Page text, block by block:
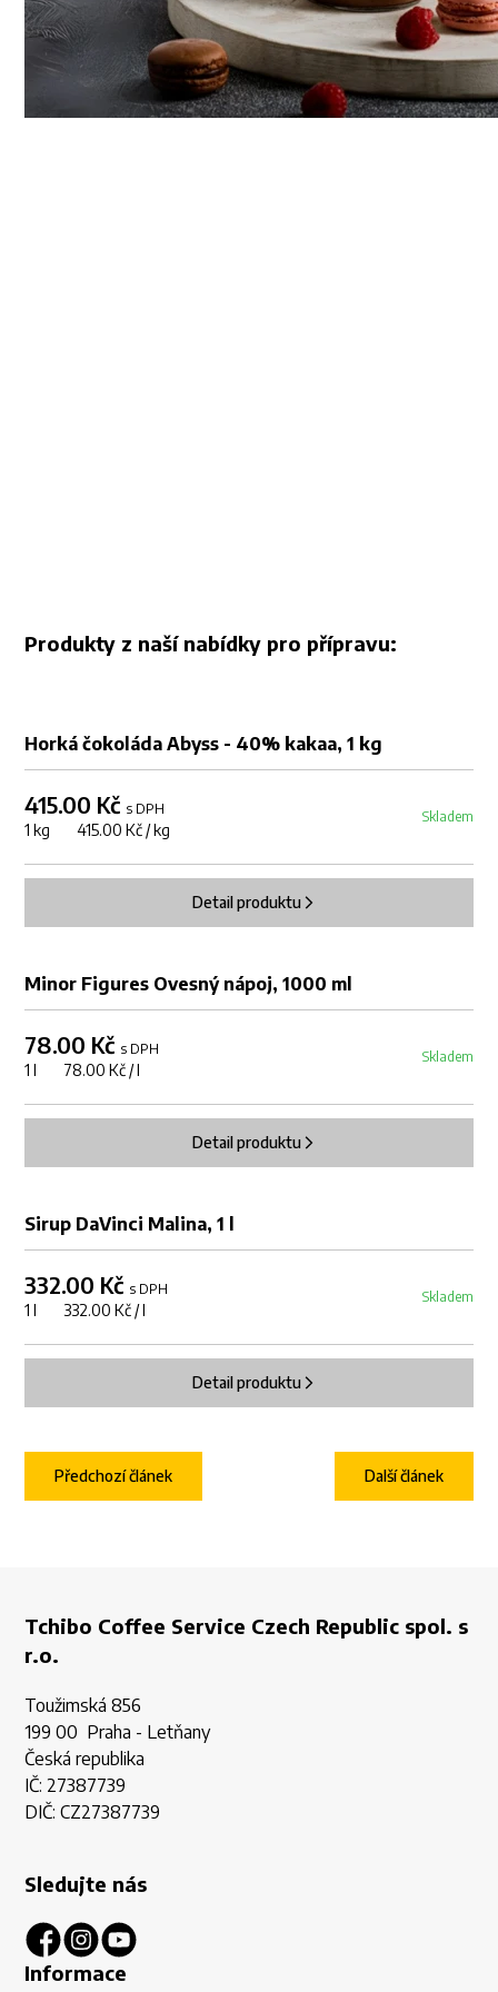
Produkty z naší nabídky pro přípravu:
Horká čokoláda Abyss - 40% kakaa, 1 kg
415.00 Kč s DPH
1 kg 415.00 Kč / kg
Skladem
Detail produktu
Minor Figures Ovesný nápoj, 1000 ml
78.00 Kč s DPH
1 l 78.00 Kč / l
Skladem
Detail produktu
Sirup DaVinci Malina, 1 l
332.00 Kč s DPH
1 l 332.00 Kč / l
Skladem
Detail produktu
Další článek
Předchozí článek
Tchibo Coffee Service Czech Republic spol. s
r.o.
Toužimská 856
199 00 Praha - Letňany
Česká republika
IČ: 27387739
DIČ: CZ27387739
Sledujte nás
Informace